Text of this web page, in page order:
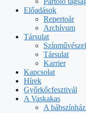
Előadások
Repertoár
Archívum
Társulat
Társulat
Karrier
Kapcsolat
Hírek
Győrkőcfesztivál
A Vaskakas
A